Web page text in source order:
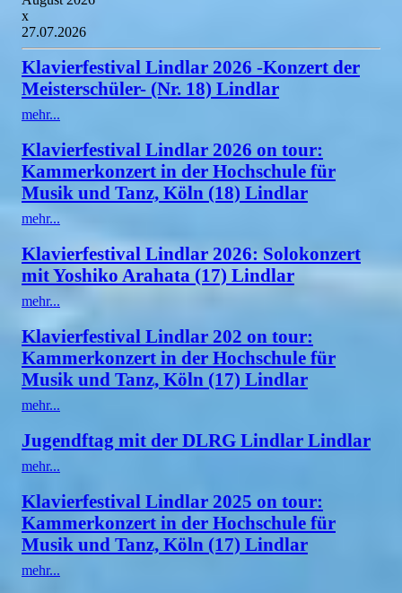
x
27.07.2026
Klavierfestival Lindlar 2026 -Konzert der
Meisterschüler- (Nr. 18) Lindlar
mehr...
Klavierfestival Lindlar 2026 on tour:
Kammerkonzert in der Hochschule für
Musik und Tanz, Köln (18) Lindlar
mehr...
Klavierfestival Lindlar 2026: Solokonzert
mit Yoshiko Arahata (17) Lindlar
mehr...
Klavierfestival Lindlar 202 on tour:
Kammerkonzert in der Hochschule für
Musik und Tanz, Köln (17) Lindlar
mehr...
Jugendftag mit der DLRG Lindlar Lindlar
mehr...
Klavierfestival Lindlar 2025 on tour:
Kammerkonzert in der Hochschule für
Musik und Tanz, Köln (17) Lindlar
mehr...